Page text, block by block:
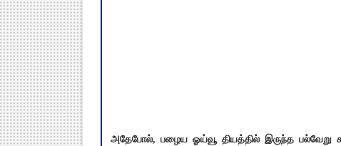
அதேபோல், பழைய ஓய்வூ தியத்தில் இருந்த பல்வேறு